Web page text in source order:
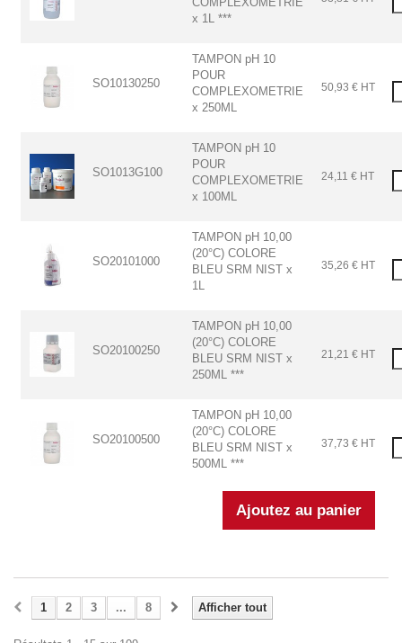
x 1L ***
SO10130250
TAMPON pH 10
POUR
COMPLEXOMETRIE
x 250ML
50,93 € HT
SO1013G100
TAMPON pH 10
POUR
COMPLEXOMETRIE
x 100ML
24,11 € HT
SO20101000
TAMPON pH 10,00
(20°C) COLORE
BLEU SRM NIST x
1L
35,26 € HT
SO20100250
TAMPON pH 10,00
(20°C) COLORE
BLEU SRM NIST x
250ML ***
21,21 € HT
SO20100500
TAMPON pH 10,00
(20°C) COLORE
BLEU SRM NIST x
500ML ***
37,73 € HT
Afficher tout
1 2 3 ... 8